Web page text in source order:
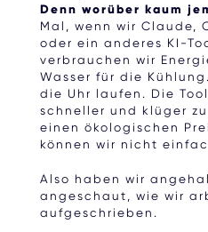
Denn worüber kaum
Mal, wenn wir Claude,
oder ein anderes KI-
verbrauchen wir
Wasser für die
die Uhr laufen. Die
schneller und klüger
einen ökologischen
können wir nicht
Also haben wir
angeschaut, wie wir
aufgeschrieben.